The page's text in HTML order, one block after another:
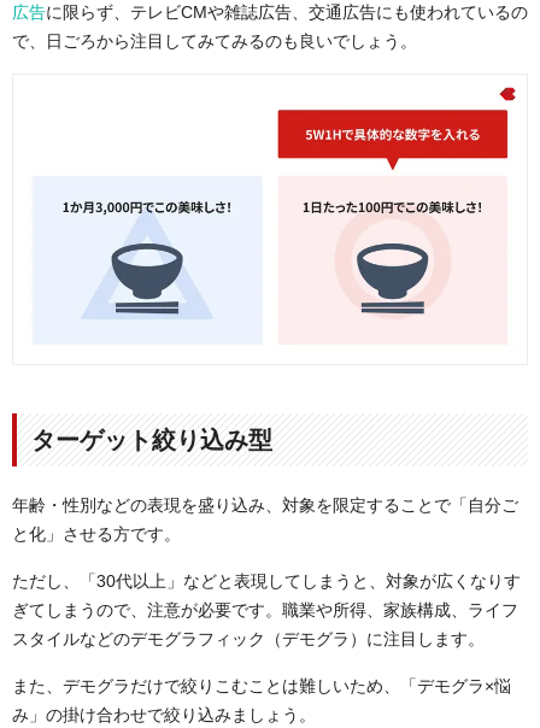
広告に限らず、テレビCMや雑誌広告、交通広告にも使われているの
で、日ごろから注目してみてみるのも良いでしょう。
ターゲット絞り込み型
年齢・性別などの表現を盛り込み、対象を限定することで「自分ご
と化」させる方です。
ただし、「30代以上」などと表現してしまうと、対象が広くなりす
ぎてしまうので、注意が必要です。職業や所得、家族構成、ライフ
スタイルなどのデモグラフィック（デモグラ）に注目します。
また、デモグラだけで絞りこむことは難しいため、「デモグラ×悩
み」の掛け合わせで絞り込みましょう。